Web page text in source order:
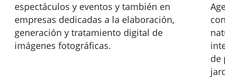
espectáculos y eventos y también en
empresas dedicadas a la elaboración,
generación y tratamiento digital de
imágenes fotográficas.
de